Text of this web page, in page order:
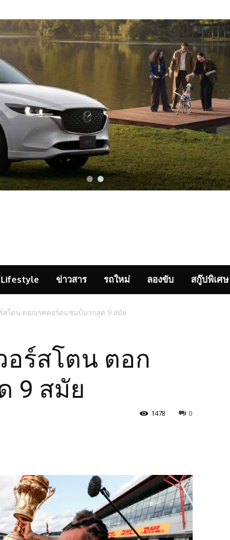
ข่าวสาร รถใหม่ ลองขับ สกู๊ปพิเศษ
สโตน ตอกเรคคอร์ดแชมป์มากสุด 9 สมัย
อร์สโตน ตอก
9 สมัย
0
1478